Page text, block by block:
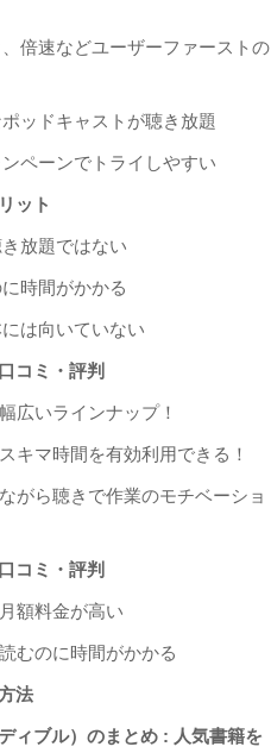
倍速などユーザーファーストの
ッドキャストが聴き放題
ペーンでトライしやすい
ット
放題ではない
時間がかかる
は向いていない
コミ・評判
広いラインナップ！
キマ時間を有効利用できる！
がら聴きで作業のモチベーショ
コミ・評判
額料金が高い
むのに時間がかかる
法
ィブル）のまとめ : 人気書籍を